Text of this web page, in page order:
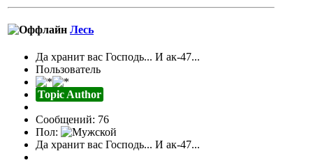
Лесь
Да хранит вас Господь... И ак-47...
Пользователь
Topic Author
Сообщений: 76
Пол:
Да хранит вас Господь... И ак-47...